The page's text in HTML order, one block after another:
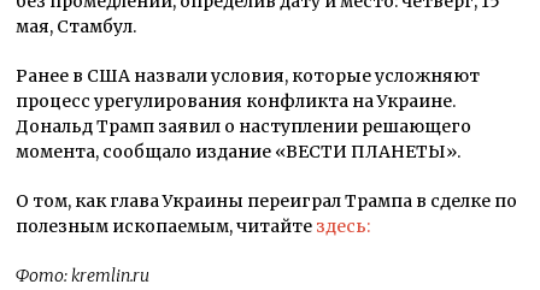
мая, Стамбул.
Ранее в США назвали условия, которые усложняют
процесс урегулирования конфликта на Украине.
Дональд Трамп заявил о наступлении решающего
момента, сообщало издание «ВЕСТИ ПЛАНЕТЫ».
О том, как глава Украины переиграл Трампа в сделке по
полезным ископаемым, читайте здесь:
Фото: kremlin.ru